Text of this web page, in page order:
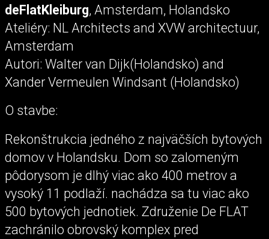
deFlatKleiburg, Amsterdam, Holandsko
Ateliéry: NL Architects and XVW architectuur,
Amsterdam
Autori: Walter van Dijk(Holandsko) and
Xander Vermeulen Windsant (Holandsko)
O stavbe:
Rekonštrukcia jedného z najväčších bytových
domov v Holandsku. Dom so zalomeným
pôdorysom je dlhý viac ako 400 metrov a
vysoký 11 podlaží. nachádza sa tu viac ako
500 bytových jednotiek. Združenie De FLAT
zachránilo obrovský komplex pred